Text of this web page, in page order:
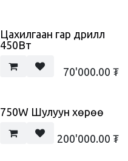
Цахилгаан гар дрилл
450Вт
70'000.00 ₮
750W Шулуун хөрөө
200'000.00 ₮